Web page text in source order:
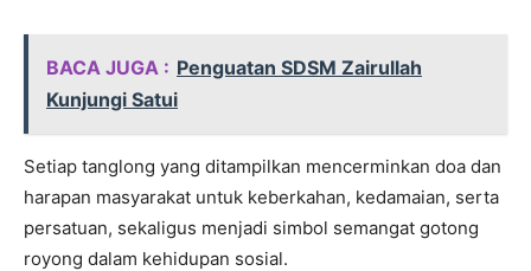
BACA JUGA : Penguatan SDSM Zairullah
Kunjungi Satui
Setiap tanglong yang ditampilkan mencerminkan doa dan
harapan masyarakat untuk keberkahan, kedamaian, serta
persatuan, sekaligus menjadi simbol semangat gotong
royong dalam kehidupan sosial.